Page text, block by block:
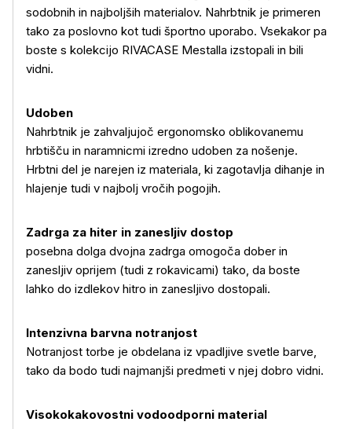
Več o izdelku
sodobnih in najboljših materialov. Nahrbtnik je primeren
tako za poslovno kot tudi športno uporabo. Vsekakor pa
boste s kolekcijo RIVACASE Mestalla izstopali in bili
vidni.
Udoben
Nahrbtnik je zahvaljujoč ergonomsko oblikovanemu
hrbtišču in naramnicmi izredno udoben za nošenje.
Hrbtni del je narejen iz materiala, ki zagotavlja dihanje in
hlajenje tudi v najbolj vročih pogojih.
Zadrga za hiter in zanesljiv dostop
posebna dolga dvojna zadrga omogoča dober in
zanesljiv oprijem (tudi z rokavicami) tako, da boste
lahko do izdlekov hitro in zanesljivo dostopali.
Intenzivna barvna notranjost
Notranjost torbe je obdelana iz vpadljive svetle barve,
tako da bodo tudi najmanjši predmeti v njej dobro vidni.
Visokokakovostni vodoodporni material